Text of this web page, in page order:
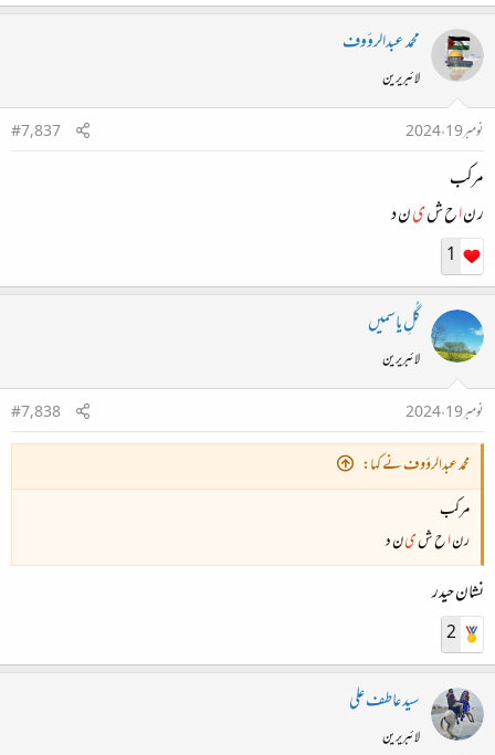
محمد عبدالرؤوف
لائبریرین
نومبر 19، 2024
#7,837
مرکب
ر ناح شین د
1
گُلِ یاسمیں
لائبریرین
نومبر 19، 2024
#7,838
محمد عبدالرؤوف نے کہا:
مرکب
ر ناح شین د
نشان حیدر
2
سید عاطف علی
لائبریرین